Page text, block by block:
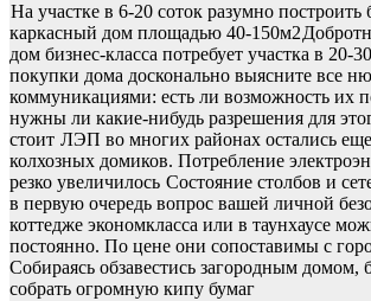
На участке в 6-20 соток разумно
каркасный дом площадью 40-150м2
дом бизнес-класса потребует участка в 20-
покупки дома досконально выясните все
коммуникациями: есть ли возможность их
нужны ли какие-нибудь разрешения для
стоит ЛЭП во многих районах остались
колхозных домиков. Потребление
резко увеличилось Состояние столбов и
в первую очередь вопрос вашей личной
коттедже экономкласса или в таунхаусе
постоянно. По цене они сопоставимы с
Собираясь обзавестись загородным домом,
собрать огромную кипу бумаг